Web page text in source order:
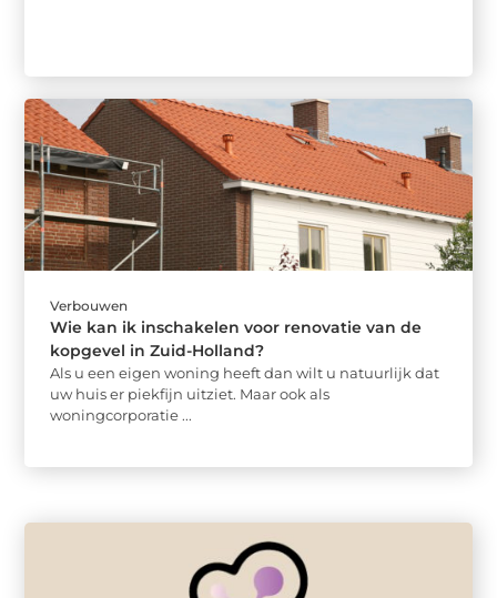
Verbouwen
Wie kan ik inschakelen voor renovatie van de
kopgevel in Zuid-Holland?
Als u een eigen woning heeft dan wilt u natuurlijk dat
uw huis er piekfijn uitziet. Maar ook als
woningcorporatie ...